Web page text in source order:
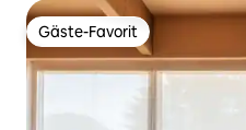
Gäste-Favorit
Gäste-Favorit